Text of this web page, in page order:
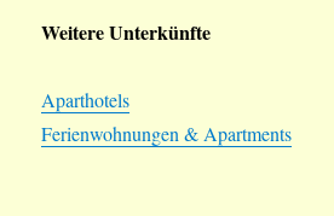
Weitere Unterkünfte
Aparthotels
Ferienwohnungen & Apartments